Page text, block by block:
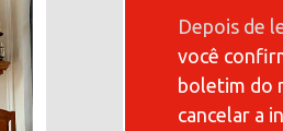
Depois de
você
boletim do
cancelar a